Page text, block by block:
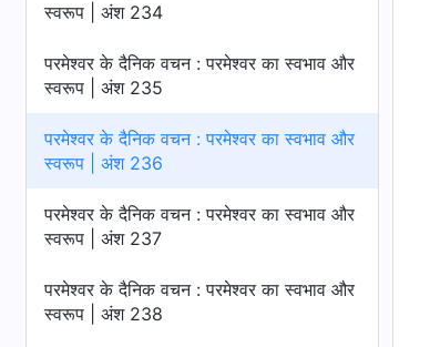
स्वरूप | अंश 234
परमेश्वर के दैनिक वचन : परमेश्वर का स्वभाव और
स्वरूप | अंश 235
परमेश्वर के दैनिक वचन : परमेश्वर का स्वभाव और
स्वरूप | अंश 236
परमेश्वर के दैनिक वचन : परमेश्वर का स्वभाव और
स्वरूप | अंश 237
परमेश्वर के दैनिक वचन : परमेश्वर का स्वभाव और
स्वरूप | अंश 238